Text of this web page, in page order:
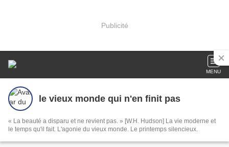
Publicité
MENU
le vieux monde qui n'en finit pas
« La beauté a disparu et ne revient pas. » [W.H. Hudson] La vie moderne et
le temps qu'il fait. L'agonie du vieux monde. Le printemps silencieux.